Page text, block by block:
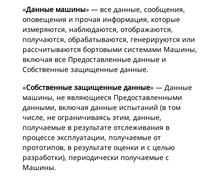
«Данные машины» — все данные, сообщения,
оповещения и прочая информация, которые
измеряются, наблюдаются, отображаются,
получаются, обрабатываются, генерируются или
рассчитываются бортовыми системами Машины,
включая все Предоставленные данные и
Собственные защищенные данные.
«Собственные защищенные данные» — Данные
машины, не являющиеся Предоставленными
данными, включая данные испытаний (в том
числе, не ограничиваясь этим, данные,
получаемые в результате отслеживания в
процессе эксплуатации, получаемые от
прототипов, в результате оценки и с целью
разработки), периодически получаемые с
Машины.